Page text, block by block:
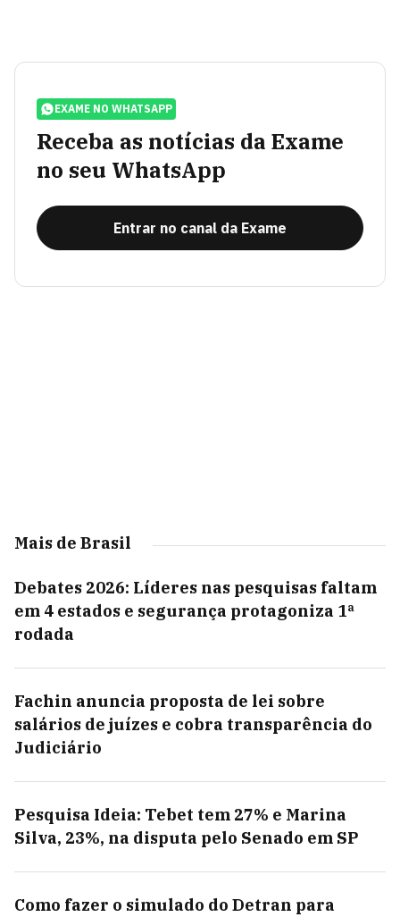
EXAME NO WHATSAPP
Receba as notícias da Exame
no seu WhatsApp
Entrar no canal da Exame
Mais de Brasil
Debates 2026: Líderes nas pesquisas faltam
em 4 estados e segurança protagoniza 1ª
rodada
Fachin anuncia proposta de lei sobre
salários de juízes e cobra transparência do
Judiciário
Pesquisa Ideia: Tebet tem 27% e Marina
Silva, 23%, na disputa pelo Senado em SP
Como fazer o simulado do Detran para